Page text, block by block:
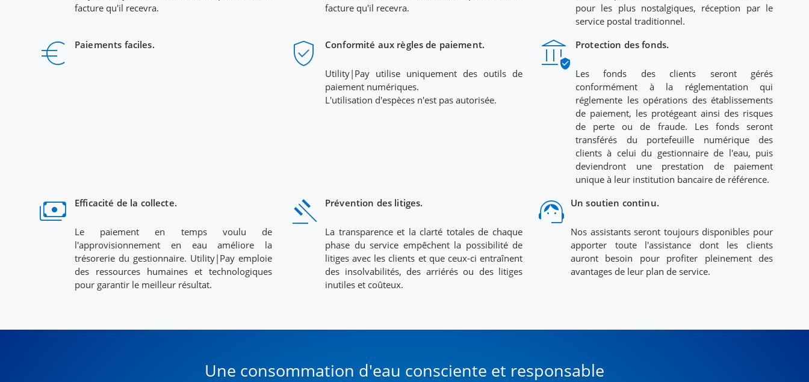
facture qu'il recevra.
facture qu'il recevra.
pour les plus nostalgiques, réception par le
service postal traditionnel.
euro_symbol Paiements faciles. verified_user Conformité aux règles de paiement.
Utility|Pay utilise uniquement des outils de
paiement numériques.
L'utilisation d'espèces n'est pas autorisée.
assured_workload Protection des fonds.
Les fonds des clients seront gérés
conformément à la réglementation qui
réglemente les opérations des établissements
de paiement, les protégeant ainsi des risques
de perte ou de fraude. Les fonds seront
transférés du portefeuille numérique des
clients à celui du gestionnaire de l'eau, puis
deviendront une prestation de paiement
unique à leur institution bancaire de référence.
payments Efficacité de la collecte.
Le paiement en temps voulu de
l'approvisionnement en eau améliore la
trésorerie du gestionnaire. Utility|Pay emploie
des ressources humaines et technologiques
pour garantir le meilleur résultat.
gavel Prévention des litiges.
La transparence et la clarté totales de chaque
phase du service empêchent la possibilité de
litiges avec les clients et que ceux-ci entraînent
des insolvabilités, des arriérés ou des litiges
inutiles et coûteux.
support_agent Un soutien continu.
Nos assistants seront toujours disponibles pour
apporter toute l'assistance dont les clients
auront besoin pour profiter pleinement des
avantages de leur plan de service.
Une consommation d'eau consciente et responsable